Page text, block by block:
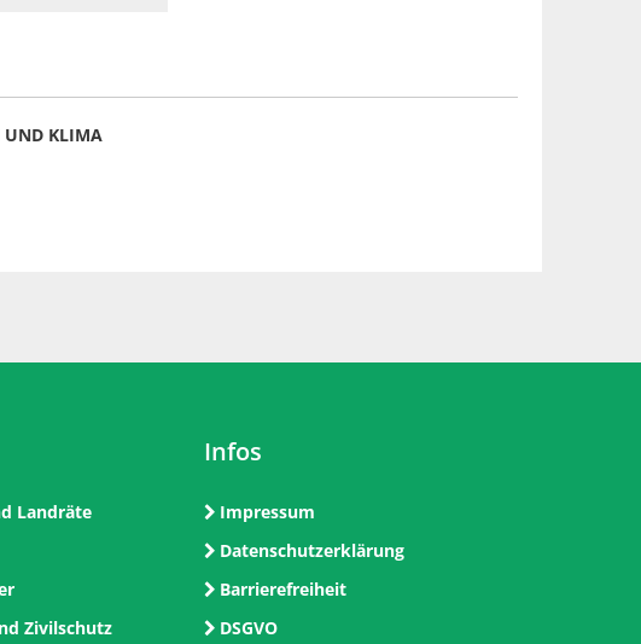
UND KLIMA
Landräte
Zivilschutz
Infos
Impressum
Datenschutzerklärung
Barrierefreiheit
DSGVO